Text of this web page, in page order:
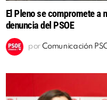
El Pleno se compromete a
denuncia del PSOE
por Comunicación